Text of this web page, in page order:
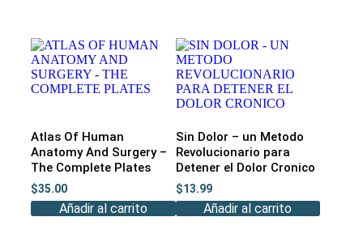
Atlas Of Human
Anatomy And Surgery –
The Complete Plates
$35.00
Añadir al carrito
Sin Dolor – un Metodo
Revolucionario para
Detener el Dolor Cronico
$13.99
Añadir al carrito